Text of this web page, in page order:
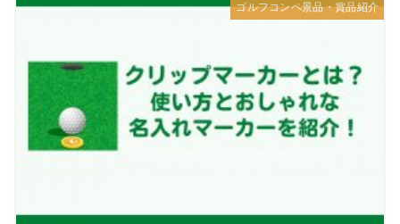
ゴルフコンペ景品・賞品紹介